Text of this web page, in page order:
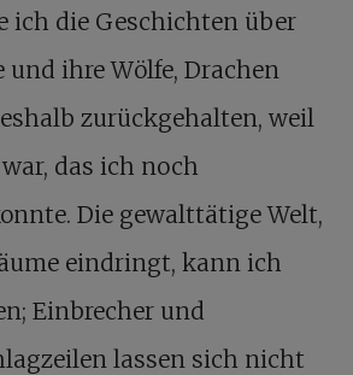
ich die Geschichten über
und ihre Wölfe, Drachen
zurückgehalten, weil
das ich noch
Die gewalttätige Welt,
eindringt, kann ich
Einbrecher und
lassen sich nicht